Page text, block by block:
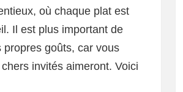
où chaque plat est
Il est plus important de
goûts, car vous
invités aimeront. Voici